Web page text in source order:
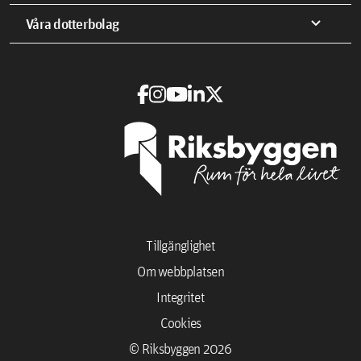
Våra dotterbolag expand_more
© Riksbyggen 2026
Cookies
Integritet
Om webbplatsen
Tillgänglighet